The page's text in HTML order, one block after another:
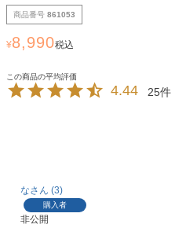
商品番号 861053
¥8,990税込
4.44 25
な 3
購入者
非公開